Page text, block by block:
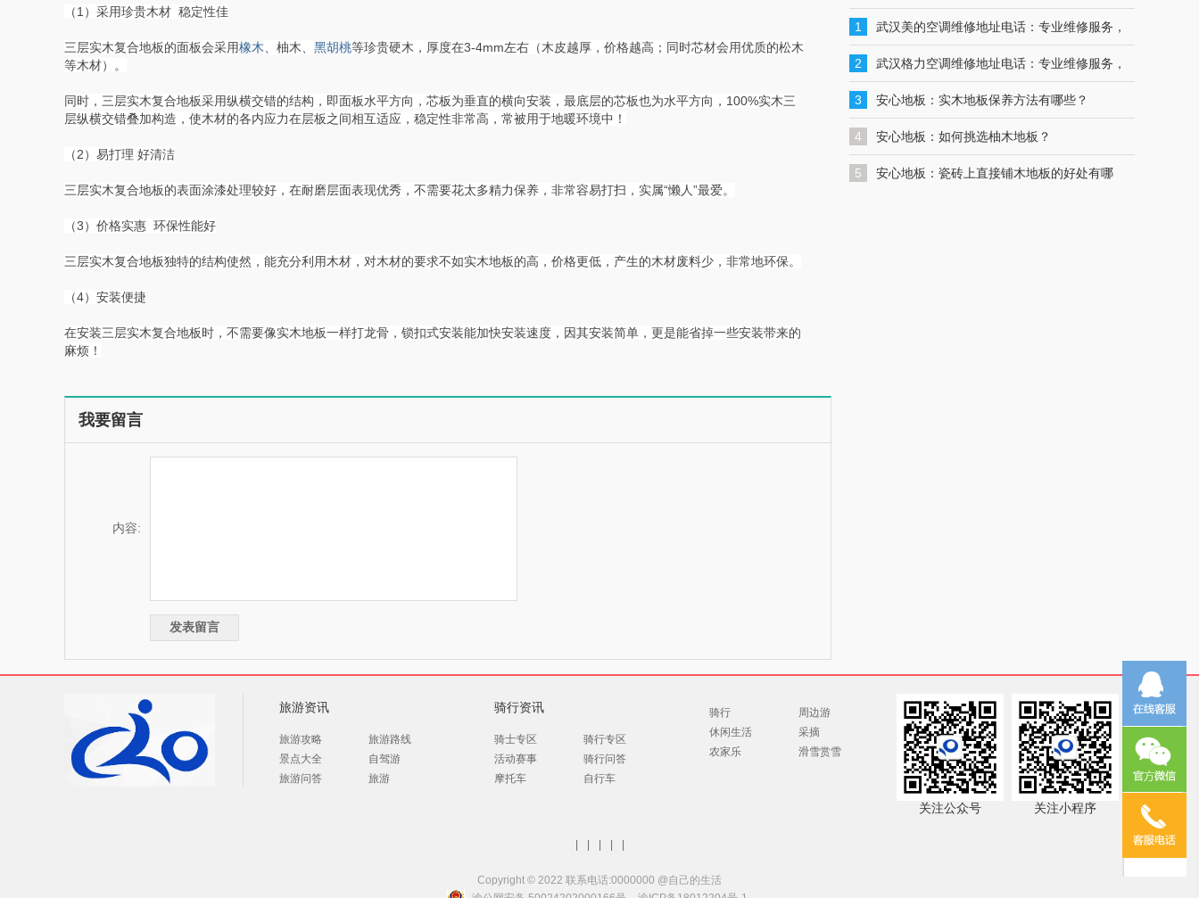
（1）采用珍贵木材 稳定性佳
三层实木复合地板的面板会采用橡木 、柚木、 黑胡桃等珍贵硬木，厚度在3-4mm左右（木皮越厚，价格越高；同时芯材会用优质的松木
等木材）。
同时，三层实木复合地板采用纵横交错的结构，即面板水平方向，芯板为垂直的横向安装，最底层的芯板也为水平方向，100%实木三
层纵横交错叠加构造，使木材的各内应力在层板之间相互适应，稳定性非常高，常被用于地暖环境中！
（2）易打理 好清洁
三层实木复合地板的表面涂漆处理较好，在耐磨层面表现优秀，不需要花太多精力保养，非常容易打扫，实属“懒人”最爱。
（3）价格实惠 环保性能好
三层实木复合地板独特的结构使然，能充分利用木材，对木材的要求不如实木地板的高，价格更低，产生的木材废料少，非常地环保。
（4）安装便捷
在安装三层实木复合地板时，不需要像实木地板一样打龙骨，锁扣式安装能加快安装速度，因其安装简单，更是能省掉一些安装带来的
麻烦！
我要留言
内容:
1 武汉美的空调维修地址电话：专业维修服务，
一键联系解决您的美的空调问题
2 武汉格力空调维修地址电话：专业维修服务，
一键联系解决您的格力空调问题
3 安心地板：实木地板保养方法有哪些？
4 安心地板：如何挑选柚木地板？
5 安心地板：瓷砖上直接铺木地板的好处有哪
旅游资讯
旅游攻略
旅游路线
景点大全
自驾游
旅游问答
旅游
骑行资讯
骑士专区
骑行专区
活动赛事
骑行问答
摩托车
自行车
骑行
周边游
休闲生活
采摘
农家乐
滑雪赏雪
关注公众号 关注小程序
Copyright © 2022 联系电话:0000000 @自己的生活